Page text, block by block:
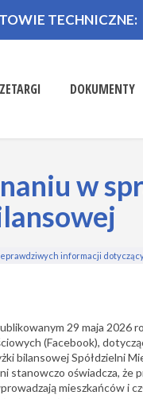
TECHNICZNE:
DOKUMENTY
w
informacji
29 maja 2026
(Facebook),
bilansowej Spółdzielni
stanowczo oświadcza, że
mieszkańców i